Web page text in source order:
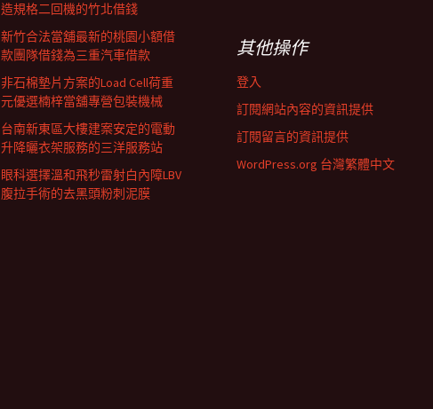
造規格二回機的竹北借錢
新竹合法當舖最新的桃園小額借
款團隊借錢為三重汽車借款
非石棉墊片方案的Load Cell荷重
元優選楠梓當舖專營包裝機械
台南新東區大樓建案安定的電動
升降曬衣架服務的三洋服務站
眼科選擇溫和飛秒雷射白內障LBV
腹拉手術的去黑頭粉刺泥膜
其他操作
登入
訂閱網站內容的資訊提供
訂閱留言的資訊提供
WordPress.org 台灣繁體中文